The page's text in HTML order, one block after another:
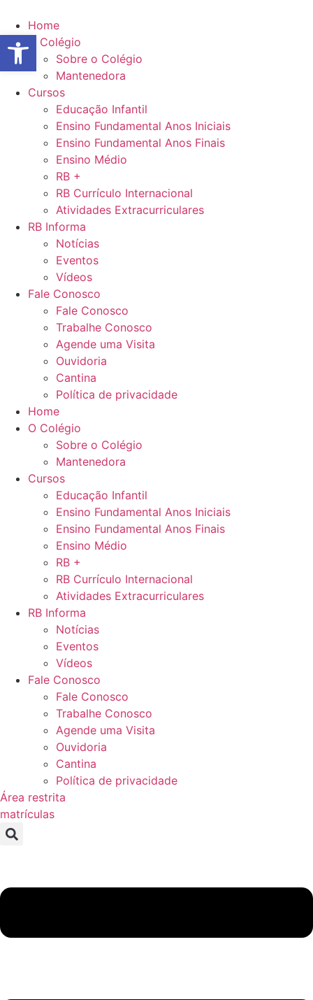
para
conteúdo
Home
O Colégio
Sobre o Colégio
Mantenedora
Cursos
Educação Infantil
Ensino Fundamental Anos Iniciais
Ensino Fundamental Anos Finais
Ensino Médio
RB +
RB Currículo Internacional
Atividades Extracurriculares
RB Informa
Notícias
Eventos
Vídeos
Fale Conosco
Fale Conosco
Trabalhe Conosco
Agende uma Visita
Ouvidoria
Cantina
Política de privacidade
Home
O Colégio
Sobre o Colégio
Mantenedora
Cursos
Educação Infantil
Ensino Fundamental Anos Iniciais
Ensino Fundamental Anos Finais
Ensino Médio
RB +
RB Currículo Internacional
Atividades Extracurriculares
RB Informa
Notícias
Eventos
Vídeos
Fale Conosco
Fale Conosco
Trabalhe Conosco
Agende uma Visita
Ouvidoria
Cantina
Política de privacidade
Área restrita
matrículas
Abrir a barra de ferramentas